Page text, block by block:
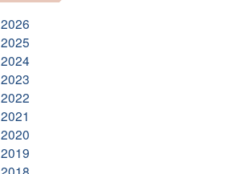
2026
2025
2024
2023
2022
2021
2020
2019